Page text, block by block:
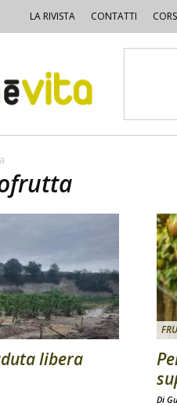
LA RIVISTA CONTATTI
libera
Di